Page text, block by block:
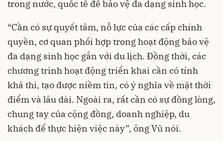
trong nước, quốc tế để bảo vệ đa dạng sinh học.
“Cần có sự quyết tâm, nỗ lực của các cấp chính
quyền, cơ quan phối hợp trong hoạt động bảo vệ
đa dạng sinh học gắn với du lịch. Đồng thời, các
chương trình hoạt động triển khai cần có tính
khả thi, tạo được niềm tin, có ý nghĩa về mặt thời
điểm và lâu dài. Ngoài ra, rất cần có sự đồng lòng,
chung tay của cộng đồng, doanh nghiệp, du
khách để thực hiện việc này”, ông Vũ nói.